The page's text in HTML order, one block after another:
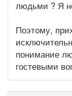
людьми ? Я
Поэтому,
понимание
гостевыми